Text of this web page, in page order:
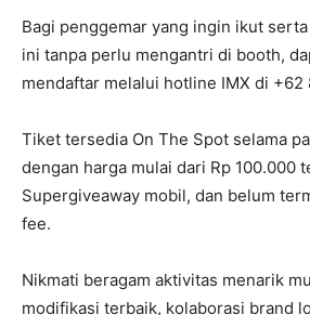
Bagi penggemar yang ingin ikut
ini tanpa perlu mengantri di booth,
mendaftar melalui hotline IMX di +62
Tiket tersedia On The Spot selama
dengan harga mulai dari Rp 100.000
Supergiveaway mobil, dan belum
fee.
Nikmati beragam aktivitas menarik
modifikasi terbaik, kolaborasi brand